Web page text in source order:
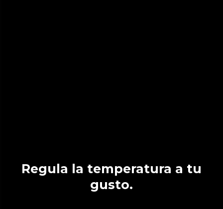
Regula la temperatura a tu
gusto.